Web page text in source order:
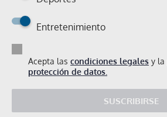
Entretenimiento
Acepta las condiciones legales y la
protección de datos.
SUSCRIBIRSE